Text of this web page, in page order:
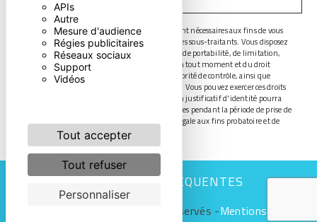
APIs
Autre
Mesure d'audience
Régies publicitaires
Réseaux sociaux
Support
Vidéos
Tout accepter
Tout refuser
Personnaliser
** Les données personnelles communiquées sont nécessaires aux fins de vous
contacter. Elles sont destinées à l'entreprise et ses sous-traitants. Vous disposez
de droits d’accès, de rectification, d’effacement, de portabilité, de limitation,
d’opposition, de retrait de votre consentement à tout moment et du droit
d’introduire une réclamation auprès d’une autorité de contrôle, ainsi que
d’organiser le sort de vos données post-mortem. Vous pouvez exercer ces droits
par voie postale ou par courrier électronique. Un justificatif d'identité pourra
vous être demandé. Nous conservons vos données pendant la période de prise de
contact puis pendant la durée de prescription légale aux fins probatoire et de
gestion des contentieux.
RECHERCHES FRÉQUENTES
- 2026 - Tous droits réservés -Mentions légales